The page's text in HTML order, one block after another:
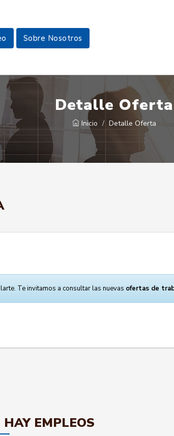
Sobre Nosotros
Detalle Oferta
Inicio Detalle Oferta
Te invitamos a consultar las nuevas ofertas de
HAY EMPLEOS